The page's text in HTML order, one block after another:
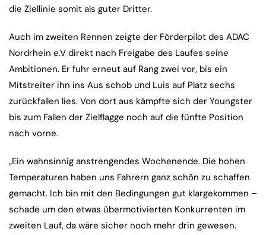
die Ziellinie somit als guter Dritter.
Auch im zweiten Rennen zeigte der Förderpilot des ADAC
Nordrhein e.V direkt nach Freigabe des Laufes seine
Ambitionen. Er fuhr erneut auf Rang zwei vor, bis ein
Mitstreiter ihn ins Aus schob und Luis auf Platz sechs
zurückfallen lies. Von dort aus kämpfte sich der Youngster
bis zum Fallen der Zielflagge noch auf die fünfte Position
nach vorne.
„Ein wahnsinnig anstrengendes Wochenende. Die hohen
Temperaturen haben uns Fahrern ganz schön zu schaffen
gemacht. Ich bin mit den Bedingungen gut klargekommen –
schade um den etwas übermotivierten Konkurrenten im
zweiten Lauf, da wäre sicher noch mehr drin gewesen.